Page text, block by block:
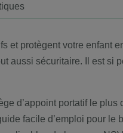
et protègent votre enfant
aussi sécuritaire. Il est si
d’appoint portatif le plus
facile d’emploi pour le